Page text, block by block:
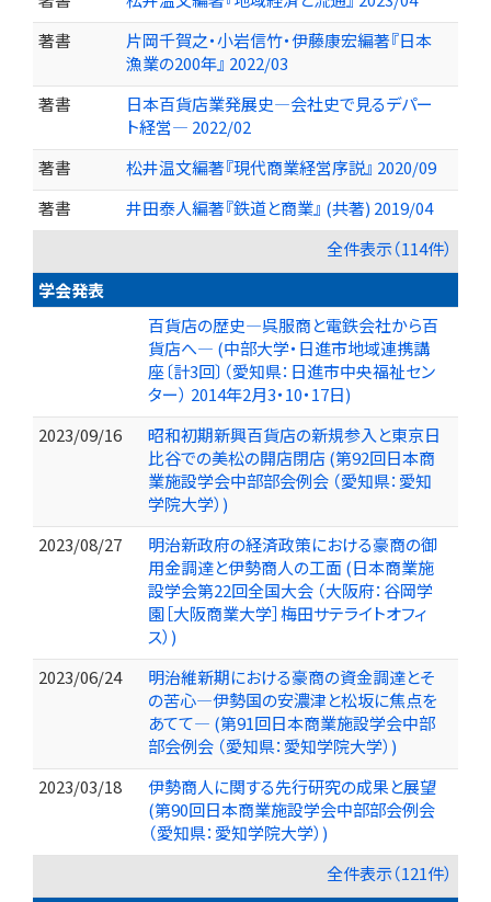
著書
片岡千賀之・小岩信竹・伊藤康宏編著『日本
漁業の200年』 2022/03
著書
日本百貨店業発展史―会社史で見るデパー
ト経営― 2022/02
著書
松井温文編著『現代商業経営序説』 2020/09
著書
井田泰人編著『鉄道と商業』 (共著) 2019/04
全件表示（114件）
学会発表
百貨店の歴史―呉服商と電鉄会社から百
貨店へ― (中部大学・日進市地域連携講
座〔計3回〕（愛知県：日進市中央福祉セン
ター） 2014年2月3・10・17日)
2023/09/16
昭和初期新興百貨店の新規参入と東京日
比谷での美松の開店閉店 (第92回日本商
業施設学会中部部会例会 （愛知県：愛知
学院大学）)
2023/08/27
明治新政府の経済政策における豪商の御
用金調達と伊勢商人の工面 (日本商業施
設学会第22回全国大会 （大阪府：谷岡学
園［大阪商業大学］梅田サテライトオフィ
ス）)
2023/06/24
明治維新期における豪商の資金調達とそ
の苦心―伊勢国の安濃津と松坂に焦点を
あてて— (第91回日本商業施設学会中部
部会例会 （愛知県：愛知学院大学）)
2023/03/18
伊勢商人に関する先行研究の成果と展望
(第90回日本商業施設学会中部部会例会
（愛知県：愛知学院大学）)
全件表示（121件）